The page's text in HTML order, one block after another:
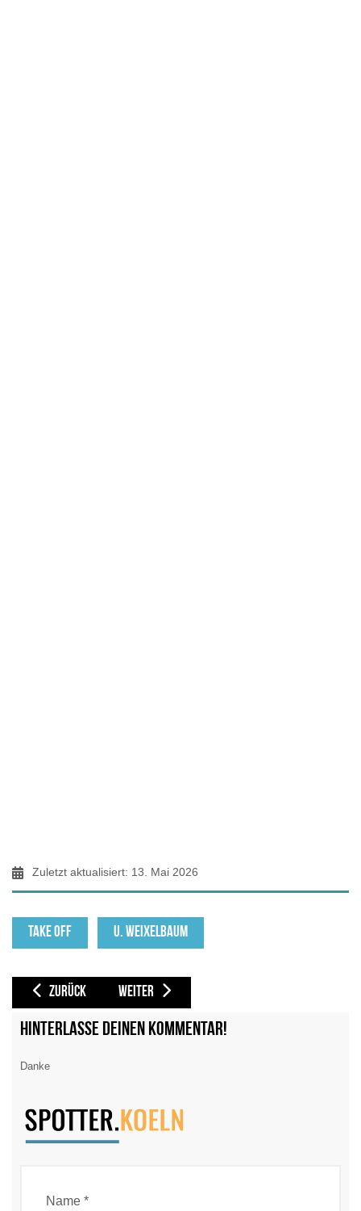
Zuletzt aktualisiert: 13. Mai 2026
TAKE OFF U. WEIXELBAUM
VORHERIGER BEITRAG: TAKEOFF - CGN-SPOTTERMAGAZIN NO.28
ZURÜCK NÄCHSTER BEITRAG: TAKEOFF - CGN-
WEITER
Hinterlasse deinen Kommentar!
Danke
Name *